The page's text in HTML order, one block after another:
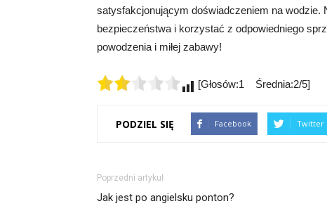
satysfakcjonującym doświadczeniem na
bezpieczeństwa i korzystać z odpowiedniego
powodzenia i miłej zabawy!
[Głosów:1 Średnia:2/5]
PODZIEL SIĘ Facebook Twitter
Poprzedni artykuł
Jak jest po angielsku ponton?